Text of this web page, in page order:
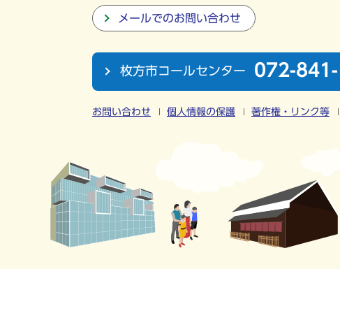
メールでのお問い合わせ
枚方市コールセンター 072-841-
お問い合わせ 個人情報の保護 著作権・リンク等